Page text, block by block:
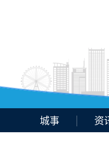
城事 资